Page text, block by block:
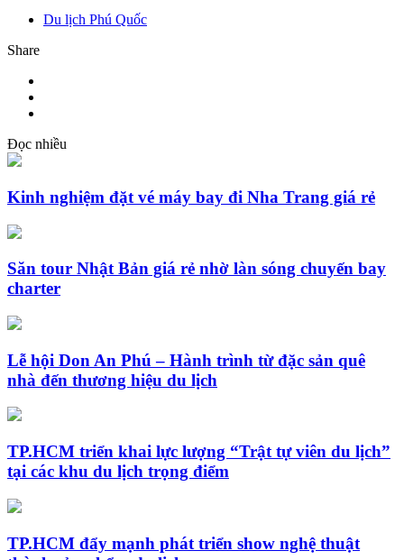
Du lịch Phú Quốc
Share
Đọc nhiều
Kinh nghiệm đặt vé máy bay đi Nha Trang giá rẻ
Săn tour Nhật Bản giá rẻ nhờ làn sóng chuyến bay
charter
Lễ hội Don An Phú – Hành trình từ đặc sản quê
nhà đến thương hiệu du lịch
TP.HCM triển khai lực lượng “Trật tự viên du lịch”
tại các khu du lịch trọng điểm
TP.HCM đẩy mạnh phát triển show nghệ thuật